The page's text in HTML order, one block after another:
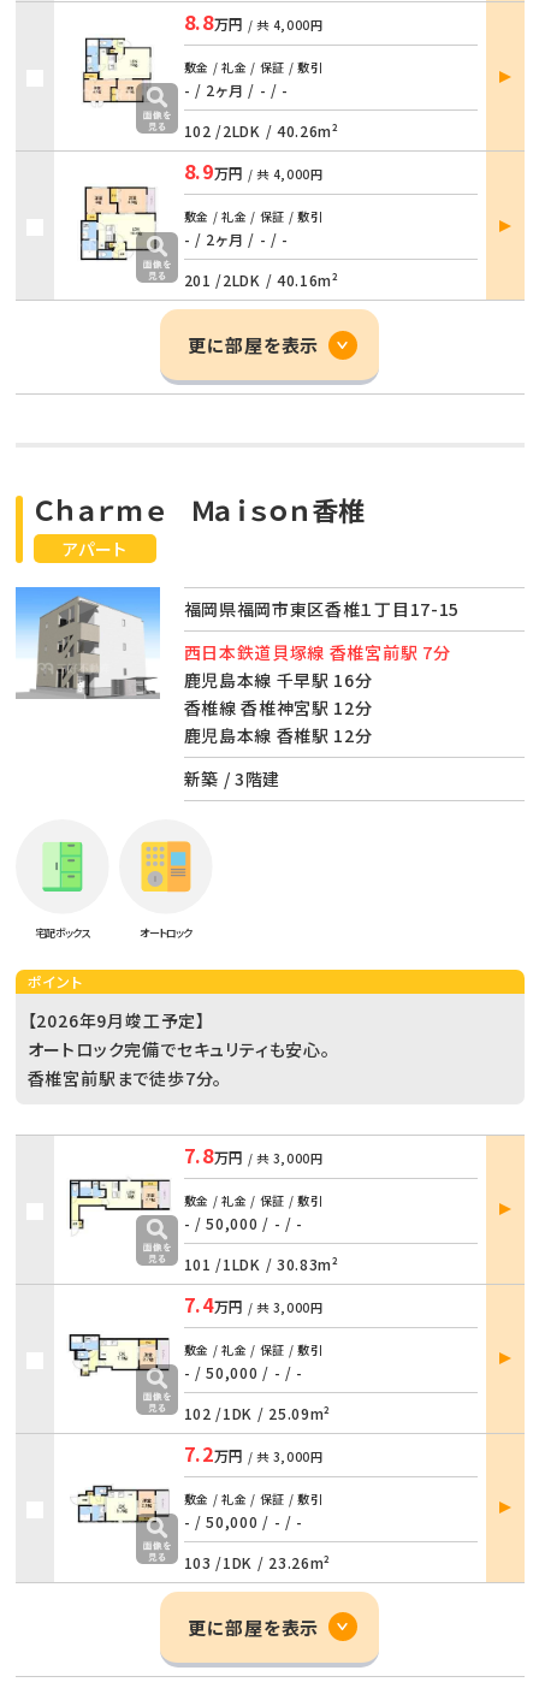
8.8万円 / 共 4,000円
敷金 / 礼金 / 保証 / 敷引
- / 2ヶ月 / - / -
102 /2LDK / 40.26m²
部屋
詳細
8.9万円 / 共 4,000円
敷金 / 礼金 / 保証 / 敷引
- / 2ヶ月 / - / -
201 /2LDK / 40.16m²
部屋
詳細
更に部屋を表示
アパート
Ｃｈａｒｍｅ Ｍａｉｓｏｎ香椎
福岡県福岡市東区香椎１丁目17-15
西日本鉄道貝塚線 香椎宮前駅 7分
鹿児島本線 千早駅 16分
香椎線 香椎神宮駅 12分
鹿児島本線 香椎駅 12分
新築 / 3階建
宅配ボックス オートロック
ポイント
【2026年9月竣工予定】
オートロック完備でセキュリティも安心。
香椎宮前駅まで徒歩7分。
7.8万円 / 共 3,000円
敷金 / 礼金 / 保証 / 敷引
- / 50,000 / - / -
101 /1LDK / 30.83m²
部屋
詳細
7.4万円 / 共 3,000円
敷金 / 礼金 / 保証 / 敷引
- / 50,000 / - / -
102 /1DK / 25.09m²
部屋
詳細
7.2万円 / 共 3,000円
敷金 / 礼金 / 保証 / 敷引
- / 50,000 / - / -
103 /1DK / 23.26m²
部屋
詳細
更に部屋を表示